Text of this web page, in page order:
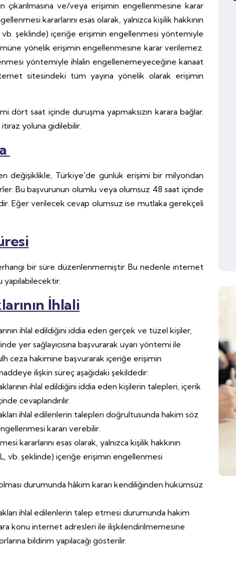
ve/veya erişimin engellenmesine karar
kararlarını esas olarak, yalnızca kişilik hakkının
vb. şeklinde) içeriğe erişimin engellenmesi yöntemiyle
yönelik erişimin engellenmesine karar verilemez.
yöntemiyle ihlalin engellenemeyeceğine kanaat
sitesindeki tüm yayına yönelik olarak erişimin
dört saat içinde duruşma yapmaksızın karara bağlar.
yoluna gidilebilir.
değişiklikle, Türkiye'de günlük erişimi bir milyondan
Bu başvurunun olumlu veya olumsuz 48 saat içinde
Eğer verilecek cevap olumsuz ise mutlaka gerekçeli
bir süre düzenlenmemiştir. Bu nedenle internet
İhlali
ihlal edildiğini iddia eden gerçek ve tüzel kişiler,
yer sağlayıcısına başvurarak uyarı yöntemi ile
ceza hakimine başvurarak içeriğe erişimin
ilişkin süreç aşağıdaki şekildedir:
ihlal edildiğini iddia eden kişilerin talepleri, içerik
cevaplandırılır.
ihlal edilenlerin talepleri doğrultusunda hakim söz
kararı verebilir.
kararlarını esas olarak, yalnızca kişilik hakkının
vb. şeklinde) içeriğe erişimin engellenmesi
durumunda hâkim kararı kendiliğinden hükümsüz
ihlal edilenlerin talep etmesi durumunda hakim
konu internet adresleri ile ilişkilendirilmemesine
bildirim yapılacağı gösterilir.